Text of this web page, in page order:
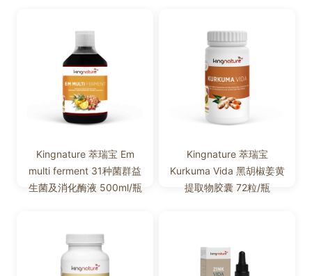
Kingnature 萃瑞宝 Em
multi ferment 31种菌群益
生菌及消化酶液 500ml/瓶
Kingnature 萃瑞宝
Kurkuma Vida 黑胡椒姜黄
提取物胶囊 72粒/瓶